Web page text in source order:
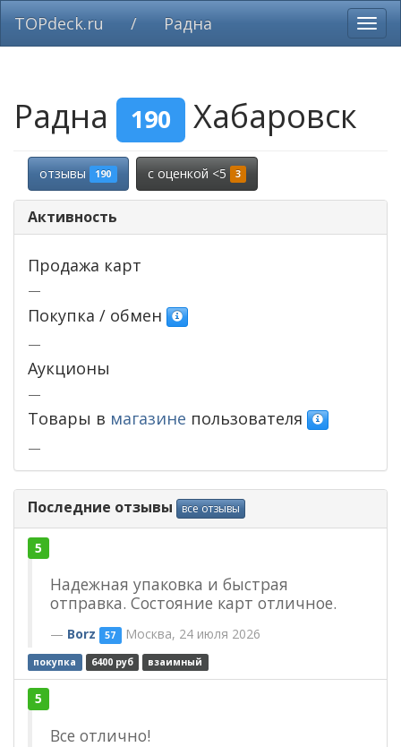
TOPdeck.ru / Радна
Радна 190 Хабаровск
отзывы 190 c оценкой <5 3
Активность
Продажа карт
—
Покупка / обмен
—
Аукционы
—
Товары в магазине пользователя
—
Последние отзывы все отзывы
5
Надежная упаковка и быстрая
отправка. Состояние карт отличное.
Borz 57 Москва, 24 июля 2026
покупка 6400 руб взаимный
5
Все отлично!